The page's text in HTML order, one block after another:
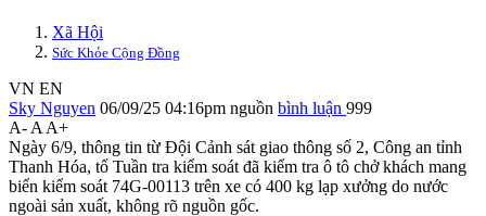
Xã Hội
Sức Khỏe Cộng Đồng
VN EN
Sky Nguyen 06/09/25 04:16pm nguồn bình luận 999
A- A A+
Ngày 6/9, thông tin từ Đội Cảnh sát giao thông số 2, Công an tỉnh
Thanh Hóa, tổ Tuần tra kiểm soát đã kiểm tra ô tô chở khách mang
biển kiểm soát 74G-00113 trên xe có 400 kg lạp xưởng do nước
ngoài sản xuất, không rõ nguồn gốc.